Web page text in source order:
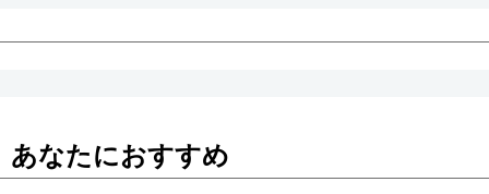
あなたにおすすめ